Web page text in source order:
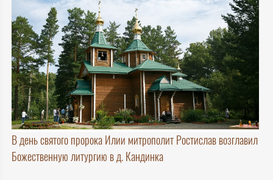
В день святого пророка Илии митрополит Ростислав возглавил
Божественную литургию в д. Кандинка